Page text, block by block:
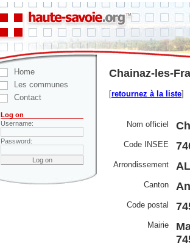
Home
Les communes
Contact
Log on
Username:
Password:
Chainaz-les-
[retournez à la liste]
Nom officiel
Code INSEE
Arrondissement
Canton
Code postal
Mairie